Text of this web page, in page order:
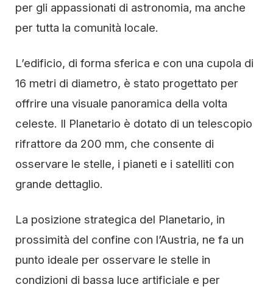
per gli appassionati di astronomia, ma anche
per tutta la comunità locale.
L’edificio, di forma sferica e con una cupola di
16 metri di diametro, è stato progettato per
offrire una visuale panoramica della volta
celeste. Il Planetario è dotato di un telescopio
rifrattore da 200 mm, che consente di
osservare le stelle, i pianeti e i satelliti con
grande dettaglio.
La posizione strategica del Planetario, in
prossimità del confine con l’Austria, ne fa un
punto ideale per osservare le stelle in
condizioni di bassa luce artificiale e per